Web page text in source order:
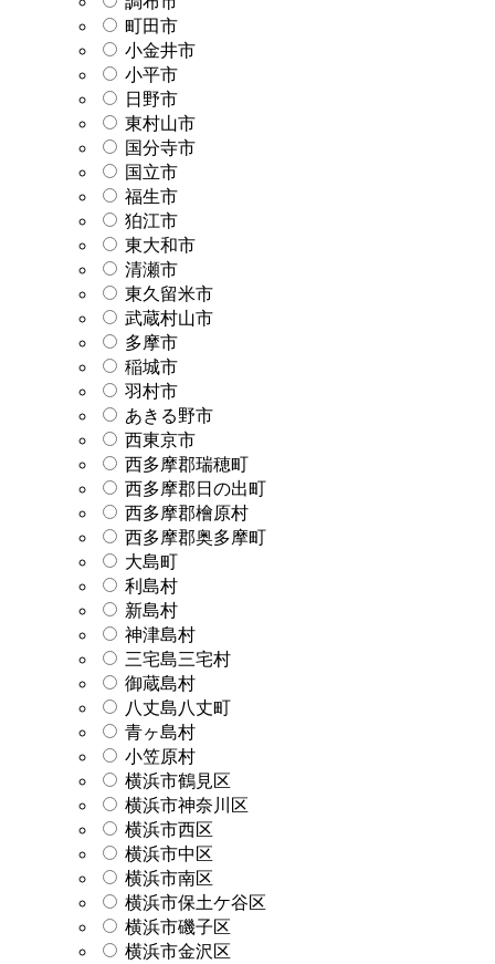
町田市
小金井市
小平市
日野市
東村山市
国分寺市
国立市
福生市
狛江市
東大和市
清瀬市
東久留米市
武蔵村山市
多摩市
稲城市
羽村市
あきる野市
西東京市
西多摩郡瑞穂町
西多摩郡日の出町
西多摩郡檜原村
西多摩郡奥多摩町
大島町
利島村
新島村
神津島村
三宅島三宅村
御蔵島村
八丈島八丈町
青ヶ島村
小笠原村
横浜市鶴見区
横浜市神奈川区
横浜市西区
横浜市中区
横浜市南区
横浜市保土ケ谷区
横浜市磯子区
横浜市金沢区